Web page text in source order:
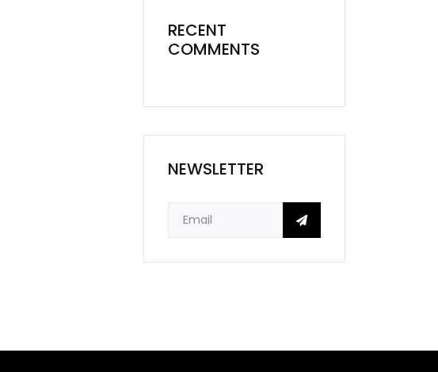
RECENT
COMMENTS
NEWSLETTER